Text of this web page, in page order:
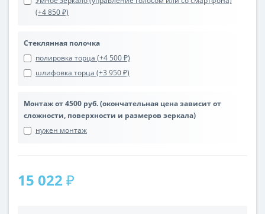
(+4 850 ₽)
Стеклянная полочка
полировка торца (+4 500 ₽)
шлифовка торца (+3 950 ₽)
Монтаж от 4500 руб. (окончательная цена зависит от
сложности, поверхности и размеров зеркала)
нужен монтаж
15 022 ₽